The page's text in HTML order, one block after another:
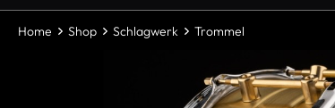
Home Shop Schlagwerk Trommel